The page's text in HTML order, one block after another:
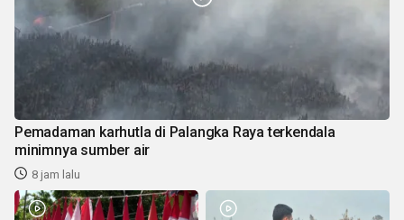
Pemadaman karhutla di Palangka Raya terkendala
minimnya sumber air
8 jam lalu